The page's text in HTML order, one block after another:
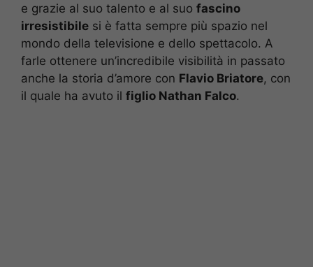
e grazie al suo talento e al suo fascino
irresistibile si è fatta sempre più spazio nel
mondo della televisione e dello spettacolo. A
farle ottenere un’incredibile visibilità in passato
anche la storia d’amore con Flavio Briatore, con
il quale ha avuto il figlio Nathan Falco.